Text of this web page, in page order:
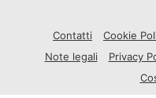
Contatti Cookie
Note legali
Privacy